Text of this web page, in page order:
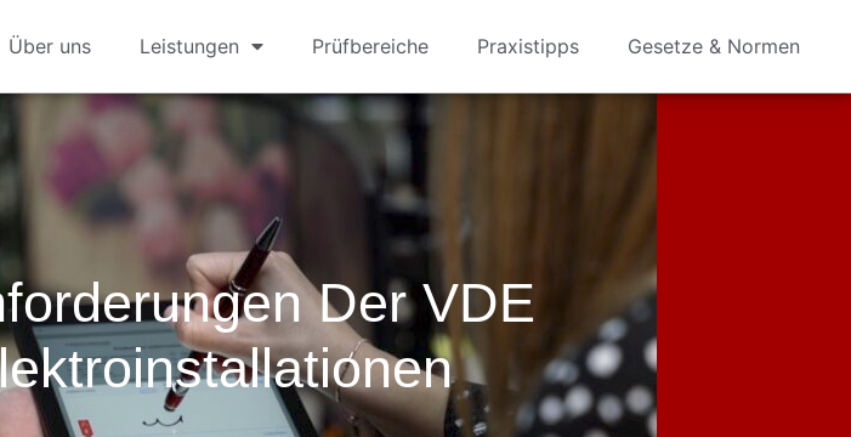
Über uns Leistungen Prüfbereiche Praxistipps Gesetze & Normen
Der VDE